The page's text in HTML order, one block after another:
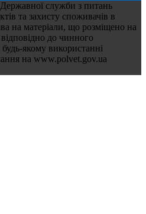
служби з питань
та захисту споживачів в
на матеріали, що розміщено на
до чинного
якому використанні
на www.polvet.gov.ua